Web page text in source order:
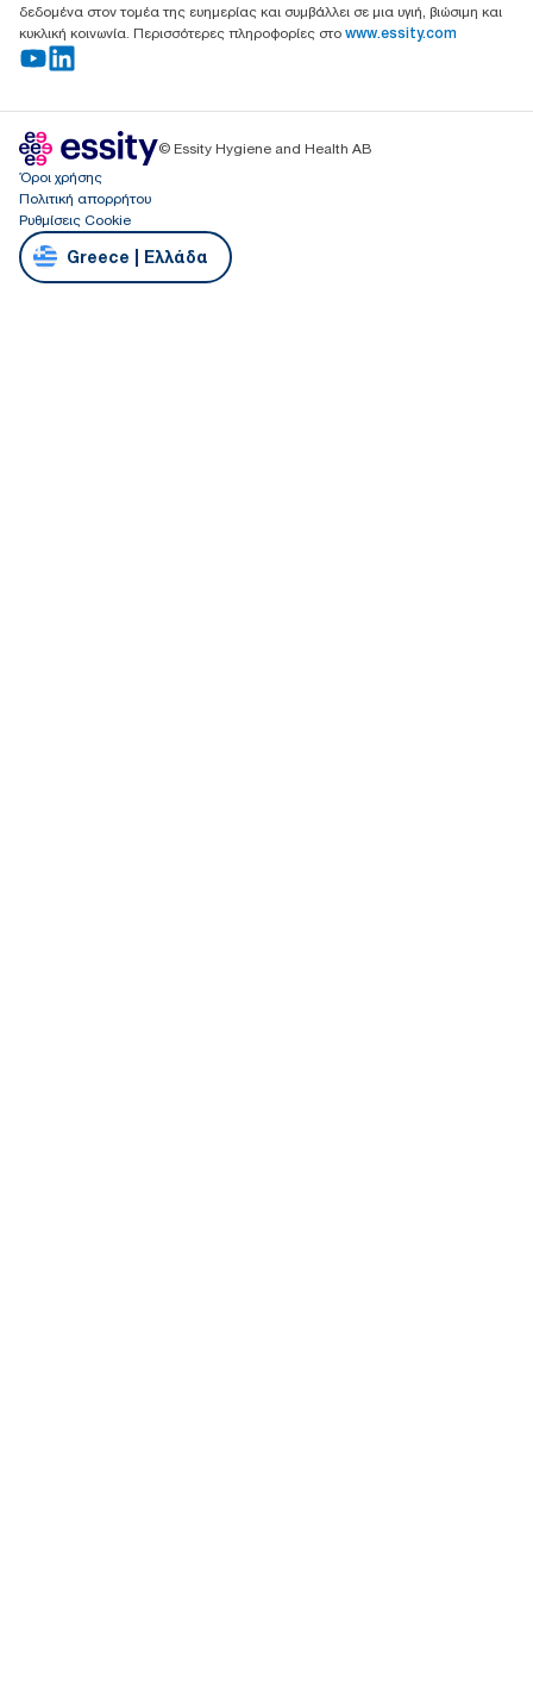
δεδομένα στον τομέα της ευημερίας και συμβάλλει σε μια υγιή, βιώσιμη και
κυκλική κοινωνία. Περισσότερες πληροφορίες στο www.essity.com
© Essity Hygiene and Health AB
Όροι χρήσης
Πολιτική απορρήτου
Ρυθμίσεις Cookie
Greece | Ελλάδα